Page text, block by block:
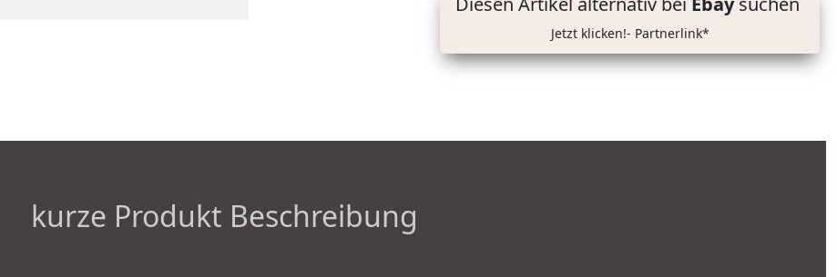
Jetzt klicken!- Partnerlink*
kurze Produkt Beschreibung